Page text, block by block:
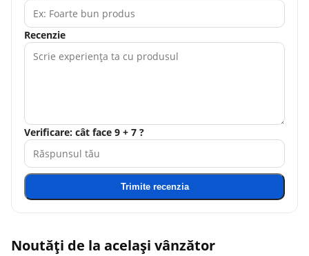
Recenzie
Verificare: cât face 9 + 7 ?
Trimite recenzia
Noutăți de la același vânzător